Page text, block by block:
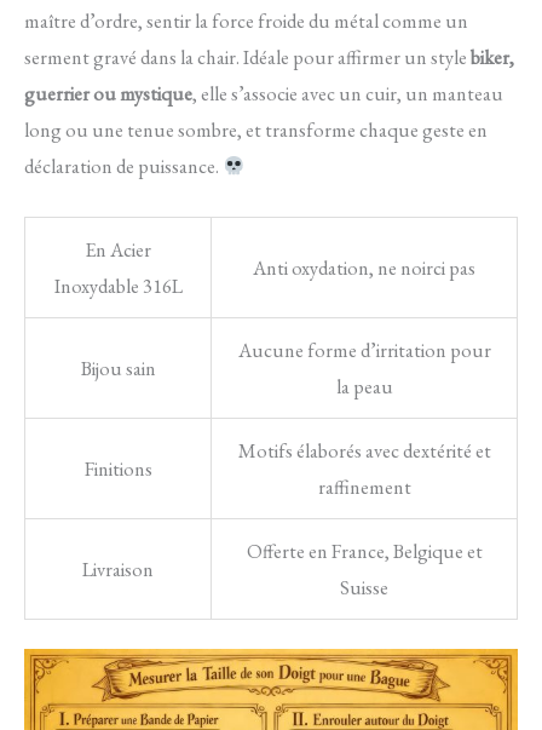
maître d’ordre, sentir la force froide du métal comme un
serment gravé dans la chair. Idéale pour affirmer un stylebiker,
guerrier ou mystique, elle s’associe avec un cuir, un manteau
long ou une tenue sombre, et transforme chaque geste en
déclaration de puissance.
En Acier
Inoxydable 316L
Anti oxydation, ne noirci pas
Bijou sain
Aucune forme d’irritation pour
la peau
Finitions
Motifs élaborés avec dextérité et
raffinement
Livraison
Offerte en France, Belgique et
Suisse